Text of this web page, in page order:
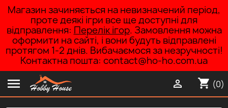
Магазин зачиняється на невизначений період,
проте деякі ігри все ще доступні для
відправлення: Перелік ігор. Замовлення можна
оформити на сайті, і вони будуть відправлені
протягом 1-2 днів. Вибачаємося за незручності!
Контактна пошта: contact@ho-ho.com.ua
 shopping_cart (0)
